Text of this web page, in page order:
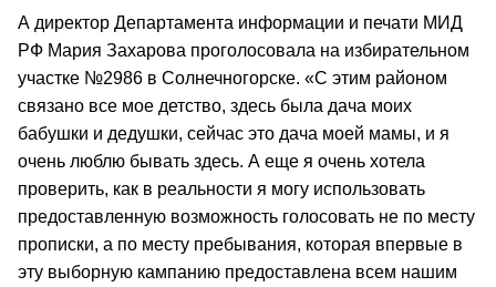
А директор Департамента информации и печати МИД
РФ Мария Захарова проголосовала на избирательном
участке №2986 в Солнечногорске. «С этим районом
связано все мое детство, здесь была дача моих
бабушки и дедушки, сейчас это дача моей мамы, и я
очень люблю бывать здесь. А еще я очень хотела
проверить, как в реальности я могу использовать
предоставленную возможность голосовать не по месту
прописки, а по месту пребывания, которая впервые в
эту выборную кампанию предоставлена всем нашим